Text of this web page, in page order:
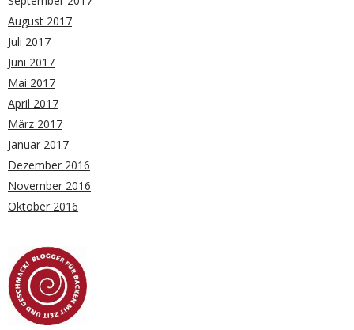
August 2017
Juli 2017
Juni 2017
Mai 2017
April 2017
März 2017
Januar 2017
Dezember 2016
November 2016
Oktober 2016